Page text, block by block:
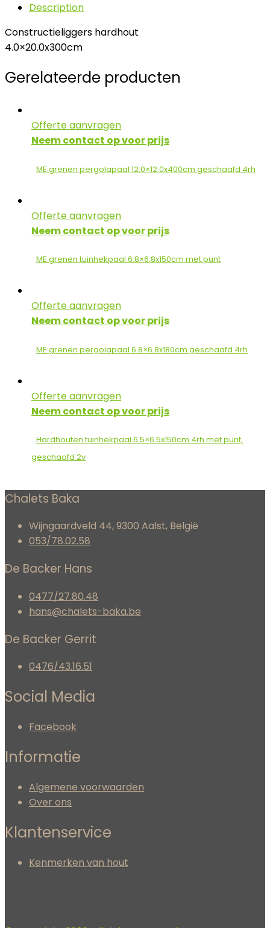
Description
Constructieliggers hardhout
4.0×20.0x300cm
Gerelateerde producten
Offerte aanvragen
Neem contact op voor prijs
ME grenen pergolapaal 12.0×12.0x400cm geschaafd 4rh
Offerte aanvragen
Neem contact op voor prijs
ME grenen tuinhekpaal 6.8×6.8x150cm met punt
Offerte aanvragen
Neem contact op voor prijs
ME grenen pergolapaal 6.8×6.8x180cm geschaafd 4rh
Offerte aanvragen
Neem contact op voor prijs
Hardhouten tuinhekpaal 6.5×6.5x150cm 4rh met punt,
geschaafd 2v
Chalets Baka
Wijngaardveld 44, 9300 Aalst, België
053/78.02.58
De Backer Hans
0477/27.80.48
hans@chalets-baka.be
De Backer Gerrit
0476/43.16.51
Social Media
Facebook
Informatie
Algemene voorwaarden
Over ons
Klantenservice
Kenmerken van hout